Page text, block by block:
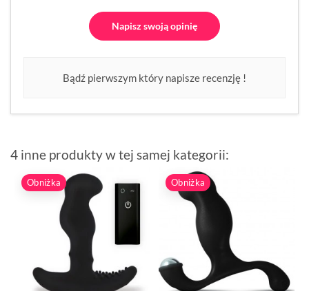
Napisz swoją opinię
Bądź pierwszym który napisze recenzję !
4 inne produkty w tej samej kategorii:
Obniżka Obniżka